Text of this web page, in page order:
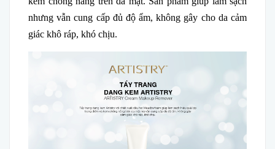
nhưng vẫn cung cấp đủ độ ẩm, không gây cho da cảm
giác khô ráp, khó chịu.